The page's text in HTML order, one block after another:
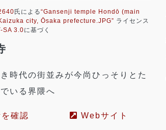
氏による“Gansenji temple Hondō (main
city, Ōsaka prefecture.JPG” ライセンス
SA 3.0に基づく
時代の街並みが今尚ひっそりとた
いる界隈へ
確認 Webサイト